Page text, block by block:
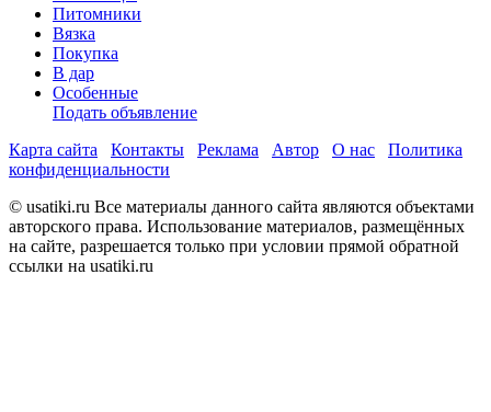
Питомники
Вязка
Покупка
В дар
Особенные
Подать объявление
Карта сайта
Контакты Реклама Автор О нас
Политика
конфиденциальности
© usatiki.ru Все материалы данного сайта являются объектами
авторского права. Использование материалов, размещённых
на сайте, разрешается только при условии прямой обратной
ссылки на usatiki.ru